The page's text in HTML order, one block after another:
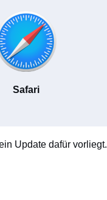
Safari
Update dafür vorliegt.